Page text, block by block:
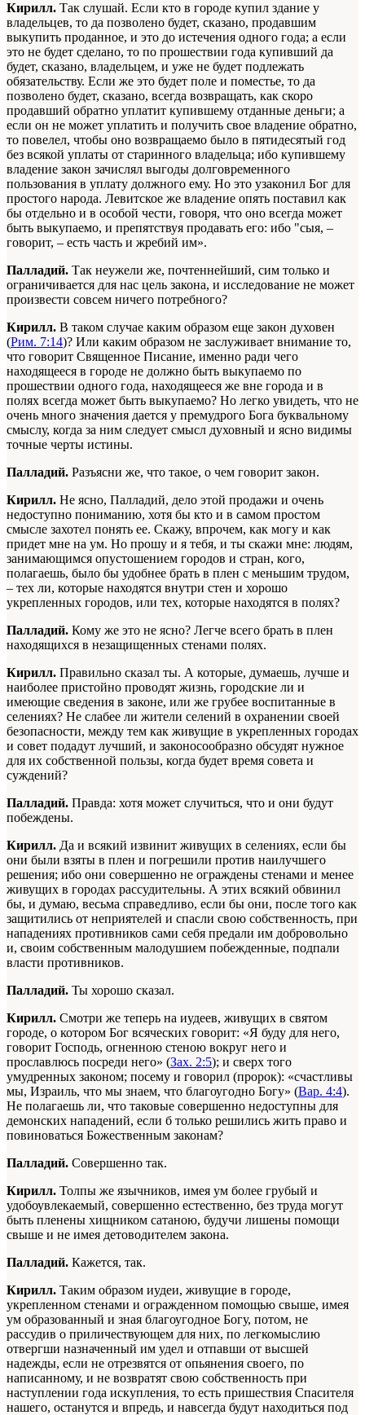
Кирилл. Так слушай. Если кто в городе купил здание у
владельцев, то да позволено будет, сказано, продавшим
выкупить проданное, и это до истечения одного года; а если
это не будет сделано, то по прошествии года купивший да
будет, сказано, владельцем, и уже не будет подлежать
обязательству. Если же это будет поле и поместье, то да
позволено будет, сказано, всегда возвращать, как скоро
продавший обратно уплатит купившему отданные деньги; а
если он не может уплатить и получить свое владение обратно,
то повелел, чтобы оно возвращаемо было в пятидесятый год
без всякой уплаты от старинного владельца; ибо купившему
владение закон зачислял выгоды долговременного
пользования в уплату должного ему. Но это узаконил Бог для
простого народа. Левитское же владение опять поставил как
бы отдельно и в особой чести, говоря, что оно всегда может
быть выкупаемо, и препятствуя продавать его: ибо "сыя, –
говорит, – есть часть и жребий им».
Палладий. Так неужели же, почтеннейший, сим только и
ограничивается для нас цель закона, и исследование не может
произвести совсем ничего потребного?
Кирилл. В таком случае каким образом еще закон духовен
(Рим. 7:14)? Или каким образом не заслуживает внимание то,
что говорит Священное Писание, именно ради чего
находящееся в городе не должно быть выкупаемо по
прошествии одного года, находящееся же вне города и в
полях всегда может быть выкупаемо? Но легко увидеть, что не
очень много значения дается у премудрого Бога буквальному
смыслу, когда за ним следует смысл духовный и ясно видимы
точные черты истины.
Палладий. Разъясни же, что такое, о чем говорит закон.
Кирилл. Не ясно, Палладий, дело этой продажи и очень
недоступно пониманию, хотя бы кто и в самом простом
смысле захотел понять ее. Скажу, впрочем, как могу и как
придет мне на ум. Но прошу и я тебя, и ты скажи мне: людям,
занимающимся опустошением городов и стран, кого,
полагаешь, было бы удобнее брать в плен с меньшим трудом,
– тех ли, которые находятся внутри стен и хорошо
укрепленных городов, или тех, которые находятся в полях?
Палладий. Кому же это не ясно? Легче всего брать в плен
находящихся в незащищенных стенами полях.
Кирилл. Правильно сказал ты. А которые, думаешь, лучше и
наиболее пристойно проводят жизнь, городские ли и
имеющие сведения в законе, или же грубее воспитанные в
селениях? Не слабее ли жители селений в охранении своей
безопасности, между тем как живущие в укрепленных городах
и совет подадут лучший, и законосообразно обсудят нужное
для их собственной пользы, когда будет время совета и
суждений?
Палладий. Правда: хотя может случиться, что и они будут
побеждены.
Кирилл. Да и всякий извинит живущих в селениях, если бы
они были взяты в плен и погрешили против наилучшего
решения; ибо они совершенно не ограждены стенами и менее
живущих в городах рассудительны. А этих всякий обвинил
бы, и думаю, весьма справедливо, если бы они, после того как
защитились от неприятелей и спасли свою собственность, при
нападениях противников сами себя предали им добровольно
и, своим собственным малодушием побежденные, подпали
власти противников.
Палладий. Ты хорошо сказал.
Кирилл. Смотри же теперь на иудеев, живущих в святом
городе, о котором Бог всяческих говорит: «Я буду для него,
говорит Господь, огненною стеною вокруг него и
прославлюсь посреди него» (Зах. 2:5); и сверх того
умудренных законом; посему и говорил (пророк): «счастливы
мы, Израиль, что мы знаем, что благоугодно Богу» (Вар. 4:4).
Не полагаешь ли, что таковые совершенно недоступны для
демонских нападений, если б только решились жить право и
повиноваться Божественным законам?
Палладий. Совершенно так.
Кирилл. Толпы же язычников, имея ум более грубый и
удобоувлекаемый, совершенно естественно, без труда могут
быть пленены хищником сатаною, будучи лишены помощи
свыше и не имея детоводителем закона.
Палладий. Кажется, так.
Кирилл. Таким образом иудеи, живущие в городе,
укрепленном стенами и огражденном помощью свыше, имея
ум образованный и зная благоугодное Богу, потом, не
рассудив о приличествующем для них, по легкомыслию
отвергши назначенный им удел и отпавши от высшей
надежды, если не отрезвятся от опьянения своего, по
написанному, и не возвратят свою собственность при
наступлении года искупления, то есть пришествия Спасителя
нашего, останутся и впредь, и навсегда будут находиться под